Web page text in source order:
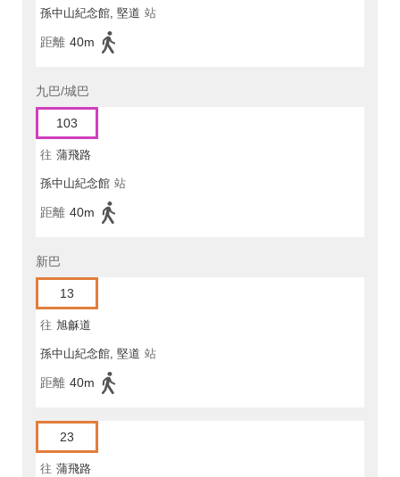
孫中山紀念館, 堅道 站
距離 40m
九巴/城巴
103
往 蒲飛路
孫中山紀念館 站
距離 40m
新巴
13
往 旭龢道
孫中山紀念館, 堅道 站
距離 40m
23
往 蒲飛路